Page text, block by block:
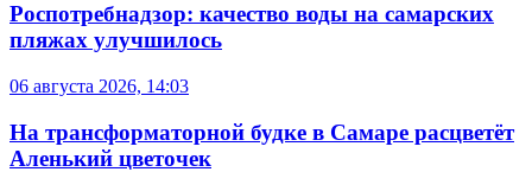
Роспотребнадзор: качество воды на самарских
пляжах улучшилось
06 августа 2026, 14:03
На трансформаторной будке в Самаре расцветёт
Аленький цветочек